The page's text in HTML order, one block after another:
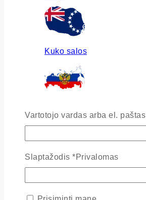
Kuko salos
Vartotojo vardas arba el. paštas
Slaptažodis *Privalomas